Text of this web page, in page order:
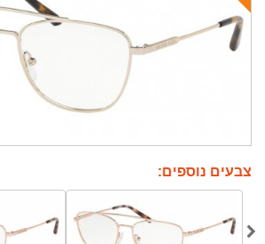
צבעים נוספים: